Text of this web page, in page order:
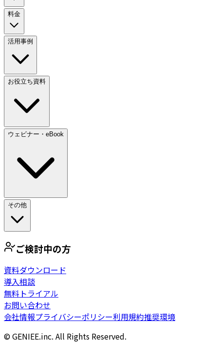
料金
活用事例
お役立ち資料
ウェビナー・eBook
その他
ご検討中の方
資料ダウンロード
導入相談
無料トライアル
お問い合わせ
会社情報プライバシーポリシー利用規約推奨環境
© GENIEE.inc. All Rights Reserved.